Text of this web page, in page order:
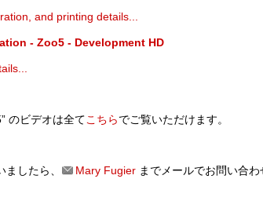
and printing details...
- Zoo5 - Development HD
のビデオは全てこちらでご覧いただけます。
したら、 Mary Fugier までメールでお問い合わ